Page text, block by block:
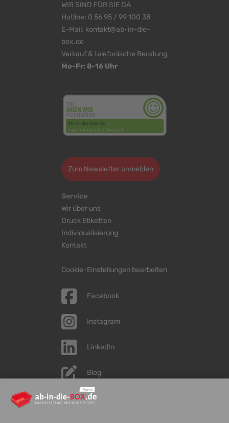
WIR SIND FÜR SIE DA
Hotline: 0 56 95 / 99 100 38
E-Mail: kontakt@ab-in-die-
box.de
Verkauf & telefonische Beratung
Mo-Fr: 8-16 Uhr
Zum Newsletter anmelden
Service
Wir über uns
Druck Etiketten
Individualisierung
Kontakt
Cookie-Einstellungen bearbeiten
Facebook
Instagram
LinkedIn
Blog
YouTube